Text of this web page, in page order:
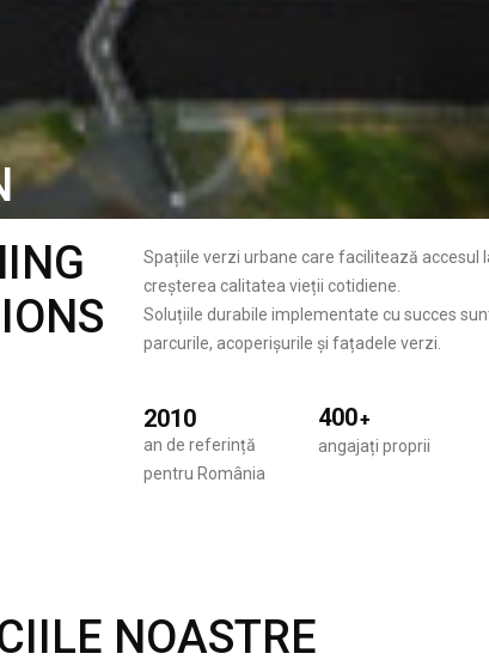
Spațiile verzi urbane care facilitează accesul
creșterea calitatea vieții cotidiene.
Soluțiile durabile implementate cu succes
parcurile, acoperișurile și fațadele verzi.
2010
an de referință
pentru România
400+
angajați proprii
NOASTRE